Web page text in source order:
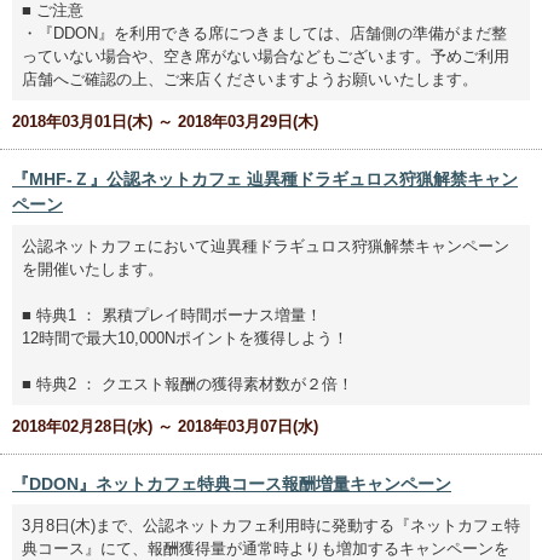
■ ご注意
・『DDON』を利用できる席につきましては、店舗側の準備がまだ整
っていない場合や、空き席がない場合などもございます。予めご利用
店舗へご確認の上、ご来店くださいますようお願いいたします。
2018年03月01日(木) ～ 2018年03月29日(木)
『MHF-Ｚ』公認ネットカフェ 辿異種ドラギュロス狩猟解禁キャン
ペーン
公認ネットカフェにおいて辿異種ドラギュロス狩猟解禁キャンペーン
を開催いたします。
■ 特典1 ： 累積プレイ時間ボーナス増量！
12時間で最大10,000Nポイントを獲得しよう！
■ 特典2 ： クエスト報酬の獲得素材数が２倍！
2018年02月28日(水) ～ 2018年03月07日(水)
『DDON』ネットカフェ特典コース報酬増量キャンペーン
3月8日(木)まで、公認ネットカフェ利用時に発動する『ネットカフェ特
典コース』にて、報酬獲得量が通常時よりも増加するキャンペーンを